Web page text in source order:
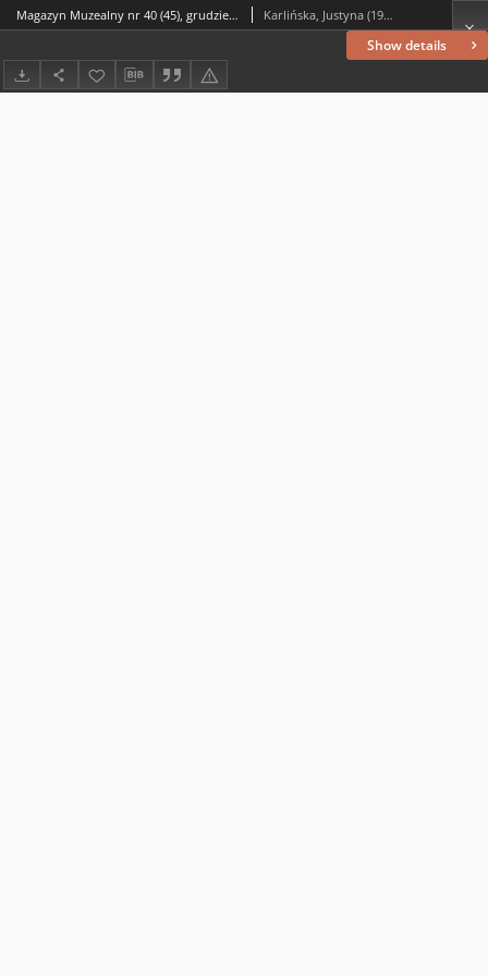
Show details
Magazyn Muzealny nr 40 (45), grudzień 2024 : dodatek do „Wiadomości Lubińskich” Karlińska, Justyna (1976– ) (red.)